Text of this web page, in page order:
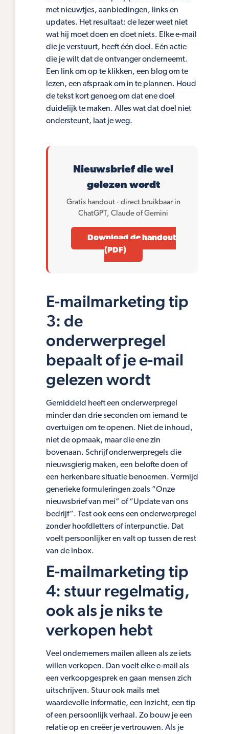
met nieuwtjes, aanbiedingen, links en
updates. Het resultaat: de lezer weet niet
wat hij moet doen en doet niets. Elke e-mail
die je verstuurt, heeft één doel. Eén actie
die je wilt dat de ontvanger onderneemt.
Een link om op te klikken, een blog om te
lezen, een afspraak om in te plannen. Houd
de tekst kort genoeg om dat ene doel
duidelijk te maken. Alles wat dat doel niet
ondersteunt, laat je weg.
Nieuwsbrief die wel
gelezen wordt
Gratis handout · direct bruikbaar in
ChatGPT, Claude of Gemini
Download de handout
(PDF)
E-mailmarketing tip
3: de
onderwerpregel
bepaalt of je e-mail
gelezen wordt
Gemiddeld heeft een onderwerpregel
minder dan drie seconden om iemand te
overtuigen om te openen. Niet de inhoud,
niet de opmaak, maar die ene zin
bovenaan. Schrijf onderwerpregels die
nieuwsgierig maken, een belofte doen of
een herkenbare situatie benoemen. Vermijd
generieke formuleringen zoals “Onze
nieuwsbrief van mei” of “Update van ons
bedrijf”. Test ook eens een onderwerpregel
zonder hoofdletters of interpunctie. Dat
voelt persoonlijker en valt op tussen de rest
van de inbox.
E-mailmarketing tip
4: stuur regelmatig,
ook als je niks te
verkopen hebt
Veel ondernemers mailen alleen als ze iets
willen verkopen. Dan voelt elke e-mail als
een verkoopgesprek en gaan mensen zich
uitschrijven. Stuur ook mails met
waardevolle informatie, een inzicht, een tip
of een persoonlijk verhaal. Zo bouw je een
relatie op en creëer je vertrouwen. Als je